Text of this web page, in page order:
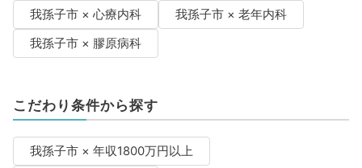
我孫子市 × 心療内科
我孫子市 × 老年内科
我孫子市 × 膠原病科
こだわり条件から探す
我孫子市 × 年収1800万円以上